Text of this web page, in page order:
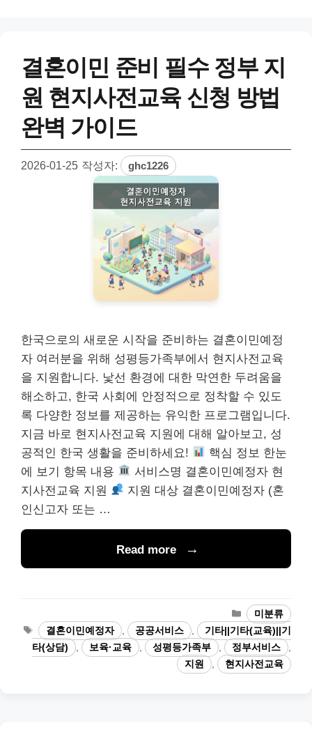
결혼이민 준비 필수 정부 지
원 현지사전교육 신청 방법
완벽 가이드
2026-01-25 작성자: ghc1226
한국으로의 새로운 시작을 준비하는 결혼이민예정
자 여러분을 위해 성평등가족부에서 현지사전교육
을 지원합니다. 낯선 환경에 대한 막연한 두려움을
해소하고, 한국 사회에 안정적으로 정착할 수 있도
록 다양한 정보를 제공하는 유익한 프로그램입니다.
지금 바로 현지사전교육 지원에 대해 알아보고, 성
공적인 한국 생활을 준비하세요!
핵심 정보 한눈
에 보기 항목 내용
서비스명 결혼이민예정자 현
지사전교육 지원
지원 대상 결혼이민예정자 (혼
인신고자 또는 …
Read more
카
테
고
리
미분류
태
그
결혼이민예정자 공공서비스
기타||기타(교육)||기
타(상담)
보육·교육 성평등가족부 정부서비스
지원
현지사전교육